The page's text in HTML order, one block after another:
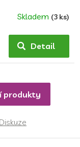
Skladem (3 ks)
Detail
produkty
Diskuze